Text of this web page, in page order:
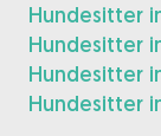
Hundesitter
Hundesitter
Hundesitter
Hundesitter